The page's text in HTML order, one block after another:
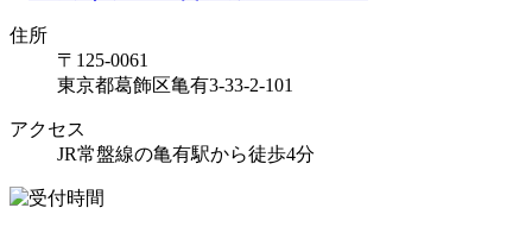
住所
〒125-0061
東京都葛飾区亀有3-33-2-101
アクセス
JR常盤線の亀有駅から徒歩4分